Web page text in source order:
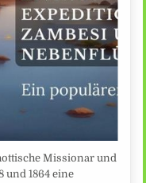
Missionar und
und 1864 eine